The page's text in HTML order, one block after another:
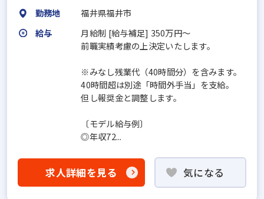
勤務地
福井県福井市
給与
月給制 [給与補足] 350万円～
前職実績考慮の上決定いたします。
※みなし残業代（40時間分）を含みます。
40時間超は別途「時間外手当」を支給。
但し報奨金と調整します。
〔モデル給与例〕
◎年収72...
求人詳細を見る 気になる